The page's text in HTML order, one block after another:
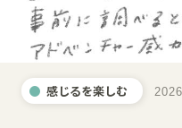
感じるを楽しむ